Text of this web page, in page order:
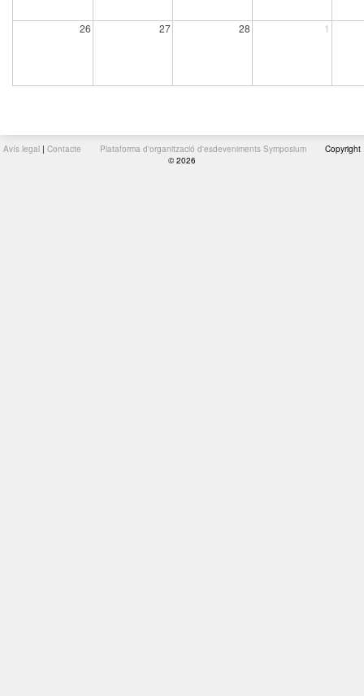
26 27 28 1
Avís legal | Contacte Plataforma d'organització d'esdeveniments Symposium
Copyright
© 2026